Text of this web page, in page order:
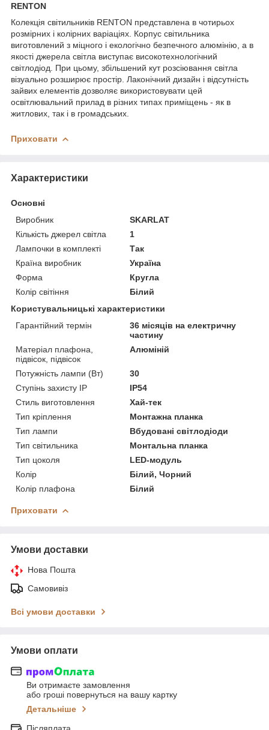
RENTON
Колекція світильників RENTON представлена в чотирьох
розмірних і колірних варіаціях. Корпус світильника
виготовлений з міцного і екологічно безпечного алюмінію, а в
якості джерела світла виступає високотехнологічний
світлодіод. При цьому, збільшений кут розсіювання світла
візуально розширює простір. Лаконічний дизайн і відсутність
зайвих елементів дозволяє використовувати цей
освітлювальний прилад в різних типах приміщень - як в
житлових, так і в громадських.
Приховати
Характеристики
Основні
Виробник
SKARLAT
Кількість джерел світла
1
Лампочки в комплекті
Так
Країна виробник
Україна
Форма
Кругла
Колір світіння
Білий
Користувальницькі характеристики
Гарантійний термін
36 місяців на електричну
частину
Матеріал плафона,
підвісок, підвісок
Алюміній
Потужність лампи (Вт)
30
Ступінь захисту IP
IP54
Стиль виготовлення
Хай-тек
Тип кріплення
Монтажна планка
Тип лампи
Вбудовані світлодіоди
Тип світильника
Монтальна планка
Тип цоколя
LED-модуль
Колір
Білий, Чорний
Колір плафона
Білий
Приховати
Умови доставки
Нова Пошта
Самовивіз
Всі умови доставки
Умови оплати
Ви отримаєте замовлення
або гроші повернуться на вашу картку
Детальніше